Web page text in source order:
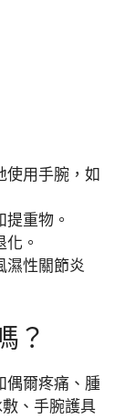
使用手腕，如
重物。
。
濕性關節炎
？
偶爾疼痛、腫
、手腕護具